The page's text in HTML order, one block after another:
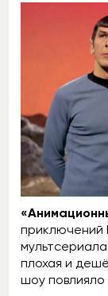
приключений
плохая и
шоу